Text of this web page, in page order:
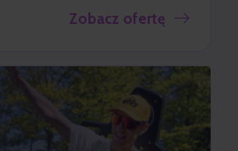
Zobacz ofertę